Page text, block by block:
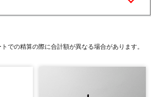
での精算の際に合計額が異なる場合があります。